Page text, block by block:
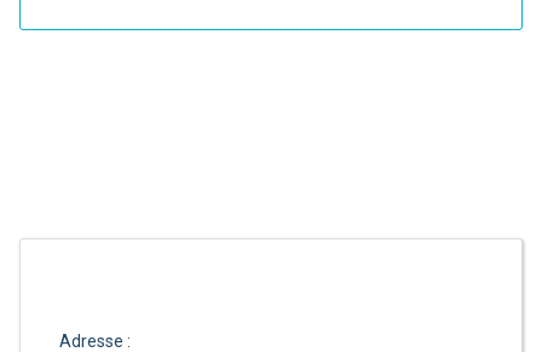
Adresse :